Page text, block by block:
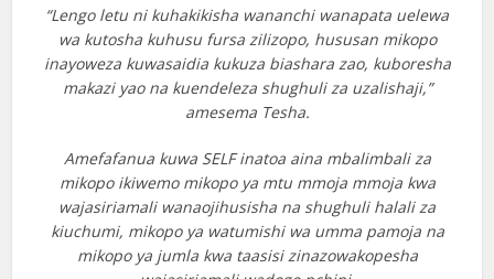
“Lengo letu ni kuhakikisha wananchi wanapata uelewa
wa kutosha kuhusu fursa zilizopo, hususan mikopo
inayoweza kuwasaidia kukuza biashara zao, kuboresha
makazi yao na kuendeleza shughuli za uzalishaji,”
amesema Tesha.
Amefafanua kuwa SELF inatoa aina mbalimbali za
mikopo ikiwemo mikopo ya mtu mmoja mmoja kwa
wajasiriamali wanaojihusisha na shughuli halali za
kiuchumi, mikopo ya watumishi wa umma pamoja na
mikopo ya jumla kwa taasisi zinazowakopesha